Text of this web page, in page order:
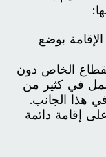
بوضع
الخاص دون
في كثير من
هذا الجانب.
إقامة دائمة